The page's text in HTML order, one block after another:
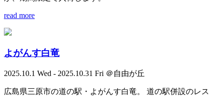
read more
よがんす白竜
2025.10.1 Wed - 2025.10.31 Fri ＠自由が丘
広島県三原市の道の駅・よがんす白竜。 道の駅併設のレス